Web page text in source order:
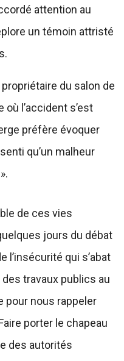
attention au
un témoin attristé
du salon de
l’accident s’est
préfère évoquer
qu’un malheur
de ces vies
jours du débat
l’insécurité qui s’abat
travaux publics au
pour nous rappeler
porter le chapeau
des autorités